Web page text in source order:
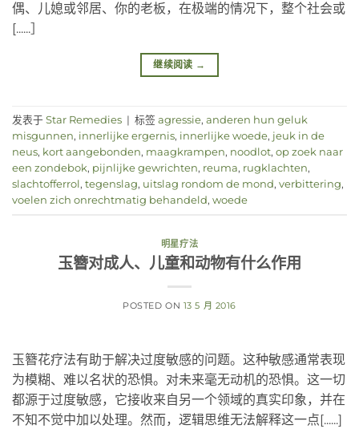
偶、儿媳或邻居、你的老板，在极端的情况下，整个社会或
[......］
继续阅读 →
发表于 Star Remedies | 标签 agressie, anderen hun geluk
misgunnen, innerlijke ergernis, innerlijke woede, jeuk in de
neus, kort aangebonden, maagkrampen, noodlot, op zoek naar
een zondebok, pijnlijke gewrichten, reuma, rugklachten,
slachtofferrol , tegenslag, uitslag rondom de mond, verbittering,
voelen zich onrechtmatig behandeld, woede
明星疗法
玉簪对成人、儿童和动物有什么作用
POSTED ON 13 5 月 2016
玉簪花疗法有助于解决过度敏感的问题。这种敏感通常表现
为模糊、难以名状的恐惧。对未来毫无动机的恐惧。这一切
都源于过度敏感，它接收来自另一个领域的真实印象，并在
不知不觉中加以处理。然而，逻辑思维无法解释这一点[......]